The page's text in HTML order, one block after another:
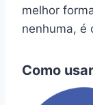
melhor
nenhuma, é
Como